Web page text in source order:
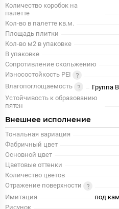
Количество коробок на
палетте
Кол-во в палетте кв.м.
Площадь плитки
Кол-во м2 в упаковке
В упаковке
Сопротивление скольжению
Износостойкость PEI
Влагопоглощаемость
Группа
Устойчивость к образованию
пятен
Внешнее исполнение
Тональная вариация
Фабричный цвет
Основной цвет
Цветовые оттенки
Количество цветов
Отражение поверхности
Имитация
под
Рисунок